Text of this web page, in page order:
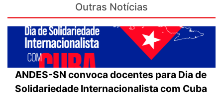
Outras Notícias
ANDES-SN convoca docentes para Dia de
Solidariedade Internacionalista com Cuba